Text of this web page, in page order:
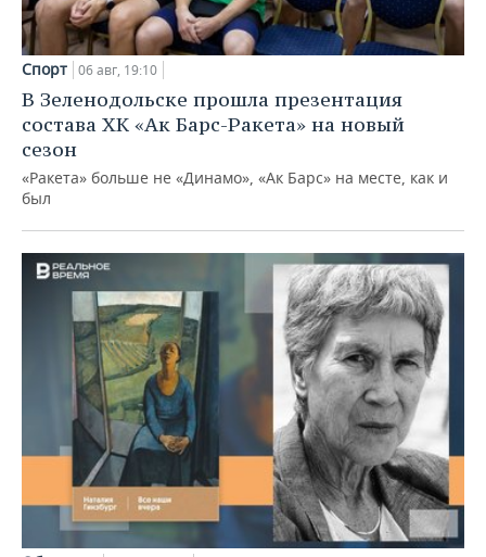
Спорт 06 авг, 19:10
В Зеленодольске прошла презентация
состава ХК «Ак Барс-Ракета» на новый
сезон
«Ракета» больше не «Динамо», «Ак Барс» на месте, как и
был